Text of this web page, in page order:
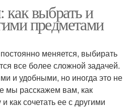
как выбрать и
предметами
меняется, выбирать
все более сложной задачей.
и удобными, но иногда это не
мы расскажем вам, как
как сочетать ее с другими